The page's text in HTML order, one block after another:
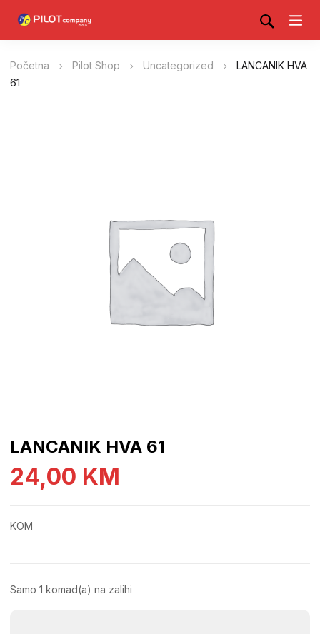
Početna Pilot Shop Uncategorized
LANCANIK HVA
61
LANCANIK HVA 61
24,00 KM
KOM
Samo 1 komad(a) na zalihi